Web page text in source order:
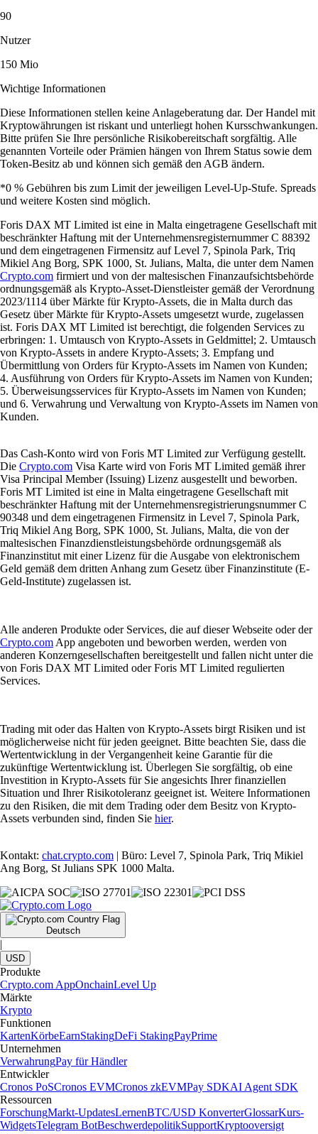
90
Nutzer
150 Mio
Wichtige Informationen
Diese Informationen stellen keine Anlageberatung dar. Der Handel mit
Kryptowährungen ist riskant und unterliegt hohen Kursschwankungen.
Bitte prüfen Sie Ihre persönliche Risikobereitschaft sorgfältig. Alle
genannten Vorteile oder Prämien hängen von Ihrem Status sowie dem
Token-Besitz ab und können sich gemäß den AGB ändern.
*0 % Gebühren bis zum Limit der jeweiligen Level-Up-Stufe. Spreads
und weitere Kosten sind möglich.
Foris DAX MT Limited ist eine in Malta eingetragene Gesellschaft mit
beschränkter Haftung mit der Unternehmensregisternummer C 88392
und dem eingetragenen Firmensitz auf Level 7, Spinola Park, Triq
Mikiel Ang Borg, SPK 1000, St. Julians, Malta, die unter dem Namen
Crypto.com firmiert und von der maltesischen Finanzaufsichtsbehörde
ordnungsgemäß als Krypto-Asset-Dienstleister gemäß der Verordnung
2023/1114 über Märkte für Krypto-Assets, die in Malta durch das
Gesetz über Märkte für Krypto-Assets umgesetzt wurde, zugelassen
ist. Foris DAX MT Limited ist berechtigt, die folgenden Services zu
erbringen: 1. Umtausch von Krypto-Assets in Geldmittel; 2. Umtausch
von Krypto-Assets in andere Krypto-Assets; 3. Empfang und
Übermittlung von Orders für Krypto-Assets im Namen von Kunden;
4. Ausführung von Orders für Krypto-Assets im Namen von Kunden;
5. Überweisungsservices für Krypto-Assets im Namen von Kunden;
und 6. Verwahrung und Verwaltung von Krypto-Assets im Namen von
Kunden.
Das Cash-Konto wird von Foris MT Limited zur Verfügung gestellt.
Die Crypto.com Visa Karte wird von Foris MT Limited gemäß ihrer
Visa Principal Member (Issuing) Lizenz ausgestellt und beworben.
Foris MT Limited ist eine in Malta eingetragene Gesellschaft mit
beschränkter Haftung mit der Unternehmensregistrierungsnummer C
90348 und dem eingetragenen Firmensitz in Level 7, Spinola Park,
Triq Mikiel Ang Borg, SPK 1000, St. Julians, Malta, die von der
maltesischen Finanzdienstleistungsbehörde ordnungsgemäß als
Finanzinstitut mit einer Lizenz für die Ausgabe von elektronischem
Geld gemäß dem dritten Anhang zum Gesetz über Finanzinstitute (E-
Geld-Institute) zugelassen ist.
Alle anderen Produkte oder Services, die auf dieser Webseite oder der
Crypto.com App angeboten und beworben werden, werden von
anderen Konzerngesellschaften bereitgestellt und fallen nicht unter die
von Foris DAX MT Limited oder Foris MT Limited regulierten
Services.
Trading mit oder das Halten von Krypto-Assets birgt Risiken und ist
möglicherweise nicht für jeden geeignet. Bitte beachten Sie, dass die
Wertentwicklung in der Vergangenheit keine Garantie für die
zukünftige Wertentwicklung ist. Überlegen Sie sorgfältig, ob eine
Investition in Krypto-Assets für Sie angesichts Ihrer finanziellen
Situation und Ihrer Risikotoleranz geeignet ist. Weitere Informationen
zu den Risiken, die mit dem Trading oder dem Besitz von Krypto-
Assets verbunden sind, finden Sie hier.
Kontakt: chat.crypto.com | Büro: Level 7, Spinola Park, Triq Mikiel
Ang Borg, St Julians SPK 1000 Malta.
Deutsch
|
USD
Produkte
Crypto.com AppOnchainLevel Up
Märkte
Krypto
Funktionen
KartenKörbeEarnStakingDeFi StakingPayPrime
Unternehmen
VerwahrungPay für Händler
Entwickler
Cronos PoSCronos EVMCronos zkEVMPay SDKAI Agent SDK
Ressourcen
ForschungMarkt-UpdatesLernenBTC/USD KonverterGlossarKurs-
WidgetsTelegram BotBeschwerdepolitikSupportKryptooversigt